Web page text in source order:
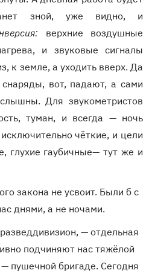
зной, уже видно, и
верхние воздушные
и звуковые сигналы
к земле, а уходить вверх. Да
вот, падают, а сами
Для звукометристов
туман, и всегда — ночь
чёткие, и цели
глухие гаубичные— тут же и
закона не усвоит. Были б с
днями, а не ночами.
— отдельная
подчиняют нас тяжёлой
пушечной бригаде. Сегодня